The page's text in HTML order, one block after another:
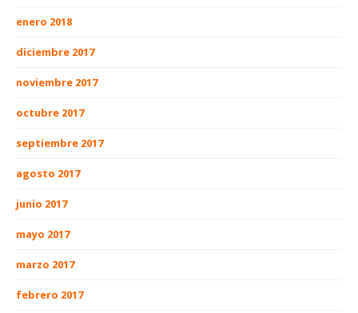
enero 2018
diciembre 2017
noviembre 2017
octubre 2017
septiembre 2017
agosto 2017
junio 2017
mayo 2017
marzo 2017
febrero 2017